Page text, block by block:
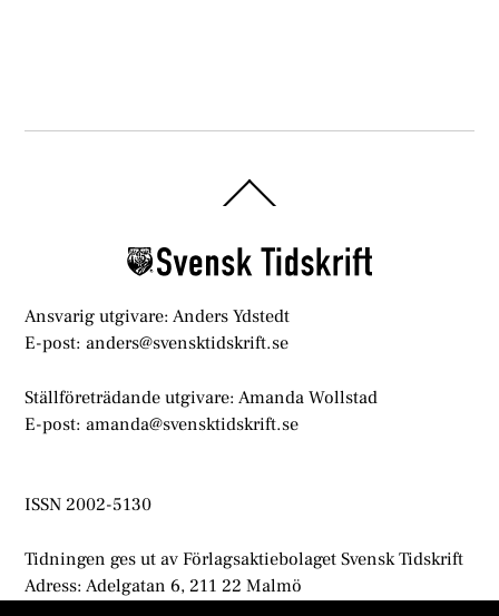
To
Ansvarig utgivare: Anders Ydstedt
E-post: anders@svensktidskrift.se
Ställföreträdande utgivare: Amanda Wollstad
E-post: amanda@svensktidskrift.se
ISSN 2002-5130
Tidningen ges ut av Förlagsaktiebolaget Svensk Tidskrift
Adress: Adelgatan 6, 211 22 Malmö